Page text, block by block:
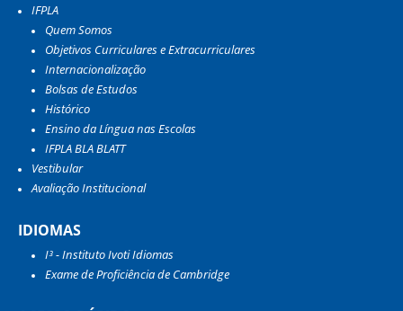
IFPLA
Quem Somos
Objetivos Curriculares e Extracurriculares
Internacionalização
Bolsas de Estudos
Histórico
Ensino da Língua nas Escolas
IFPLA BLA BLATT
Vestibular
Avaliação Institucional
IDIOMAS
I³ - Instituto Ivoti Idiomas
Exame de Proficiência de Cambridge